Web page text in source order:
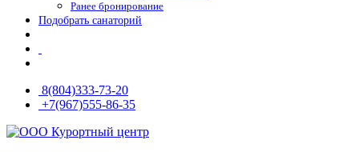
Ранее бронирование
Подобрать санаторий
8(804)333-73-20
+7(967)555-86-35